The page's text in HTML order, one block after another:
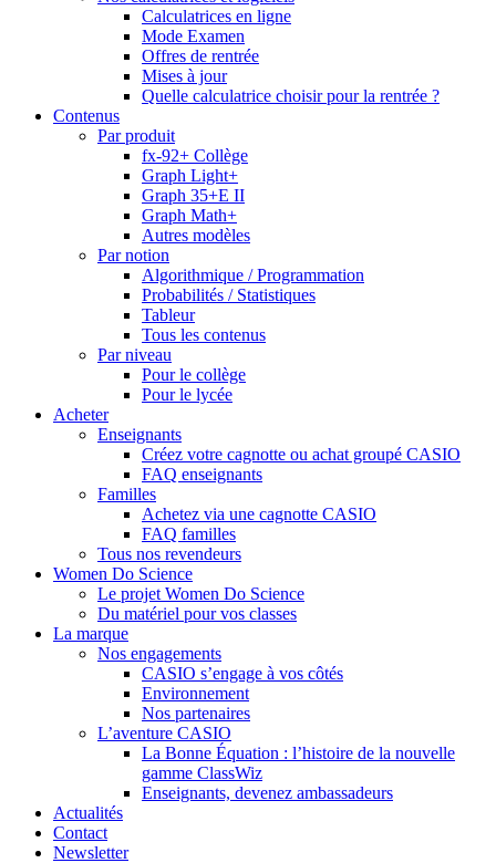
Calculatrices en ligne
Mode Examen
Offres de rentrée
Mises à jour
Quelle calculatrice choisir pour la rentrée ?
Contenus
Par produit
fx-92+ Collège
Graph Light+
Graph 35+E II
Graph Math+
Autres modèles
Par notion
Algorithmique / Programmation
Probabilités / Statistiques
Tableur
Tous les contenus
Par niveau
Pour le collège
Pour le lycée
Acheter
Enseignants
Créez votre cagnotte ou achat groupé CASIO
FAQ enseignants
Familles
Achetez via une cagnotte CASIO
FAQ familles
Tous nos revendeurs
Women Do Science
Le projet Women Do Science
Du matériel pour vos classes
La marque
Nos engagements
CASIO s’engage à vos côtés
Environnement
Nos partenaires
L’aventure CASIO
La Bonne Équation : l’histoire de la nouvelle
gamme ClassWiz
Enseignants, devenez ambassadeurs
Actualités
Contact
Newsletter